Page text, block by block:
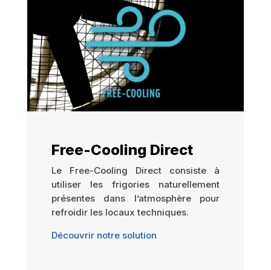
Free-Cooling Direct
Le Free-Cooling Direct consiste à
utiliser les frigories naturellement
présentes dans l’atmosphère pour
refroidir les locaux techniques.
Découvrir notre solution